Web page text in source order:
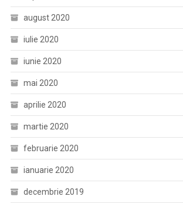
august 2020
iulie 2020
iunie 2020
mai 2020
aprilie 2020
martie 2020
februarie 2020
ianuarie 2020
decembrie 2019